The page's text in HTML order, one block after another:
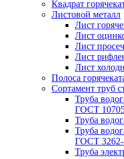
Квадрат
Листовой металл
Лист
Лист
Лист
Лист
Лист
Полоса
Сортамент труб
Труба
ГОСТ
Труба
Труба
ГОСТ
Труба